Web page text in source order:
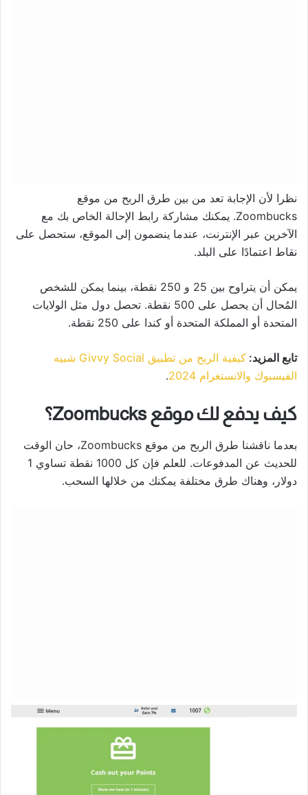
نظرا لأن الإجابة تعد من بين طرق الربح من موقع
Zoombucks. يمكنك مشاركة رابط الإحالة الخاص بك مع
الآخرين عبر الإنترنت، عندما ينضمون إلى الموقع، ستحصل على
نقاط اعتمادًا على البلد.
يمكن أن يتراوح بين 25 و 250 نقطة، بينما يمكن للشخص
المُحال أن يحصل على 500 نقطة. تحصل دول مثل الولايات
المتحدة أو المملكة المتحدة أو كندا على 250 نقطة.
تابع المزيد:
كيفية الربح من تطبيق Givvy Social شبيه
الفيسبوك والانستغرام 2024
.
كيف يدفع لك موقع Zoombucks؟
بعدما ناقشنا طرق الربح من موقع Zoombucks، حان الوقت
للحديث عن المدفوعات. للعلم فإن كل 1000 نقطة تساوي 1
دولار، وهناك طرق مختلفة يمكنك من خلالها السحب.